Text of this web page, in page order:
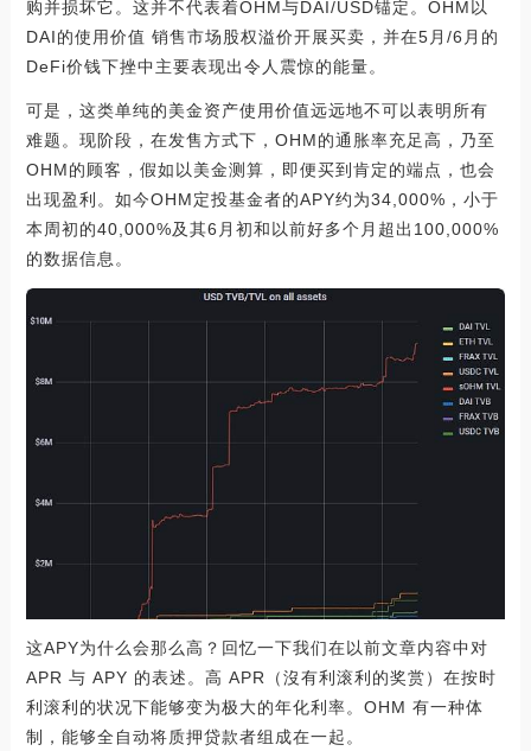
购并损坏它。这并不代表着OHM与DAI/USD锚定。OHM以
DAI的使用价值 销售市场股权溢价开展买卖，并在5月/6月的
DeFi价钱下挫中主要表现出令人震惊的能量。
可是，这类单纯的美金资产使用价值远远地不可以表明所有
难题。现阶段，在发售方式下，OHM的通胀率充足高，乃至
OHM的顾客，假如以美金测算，即便买到肯定的端点，也会
出现盈利。如今OHM定投基金者的APY约为34,000%，小于
本周初的40,000%及其6月初和以前好多个月超出100,000%
的数据信息。
这APY为什么会那么高？回忆一下我们在以前文章内容中对
APR 与 APY 的表述。高 APR（沒有利滚利的奖赏）在按时
利滚利的状况下能够变为极大的年化利率。OHM 有一种体
制，能够全自动将质押贷款者组成在一起。